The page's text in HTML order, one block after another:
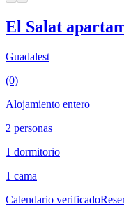
El Salat
Guadalest
(0)
Alojamiento entero
2 personas
1 dormitorio
1 cama
Calendario verificado